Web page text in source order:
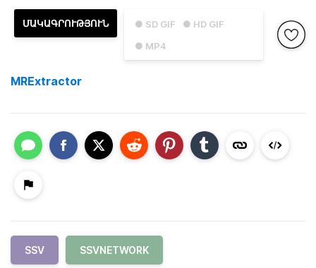
● SD GIF
● HD GIF
● MP4
ՄԱԿԱԳՐՈՒԹՅՈՒՆ
MRExtractor
SSV SSVNETWORK